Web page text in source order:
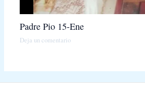
Padre Pio 15-Ene
Deja un comentario